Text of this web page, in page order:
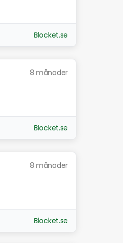
Blocket.se
8 månader
Blocket.se
8 månader
Blocket.se